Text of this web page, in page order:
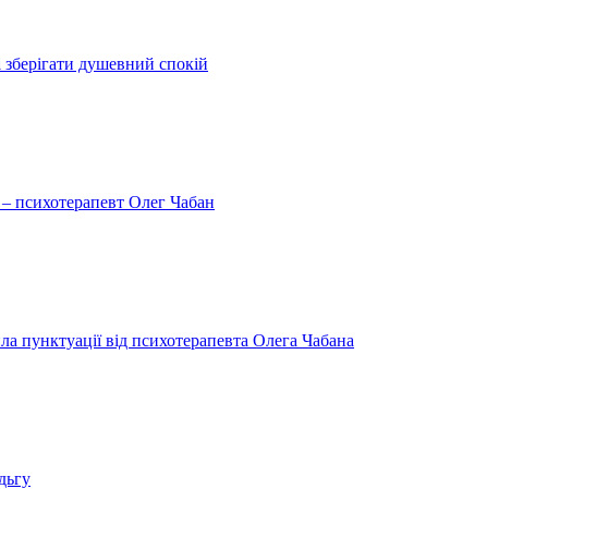
душевний спокій
психотерапевт Олег Чабан
від психотерапевта Олега Чабана